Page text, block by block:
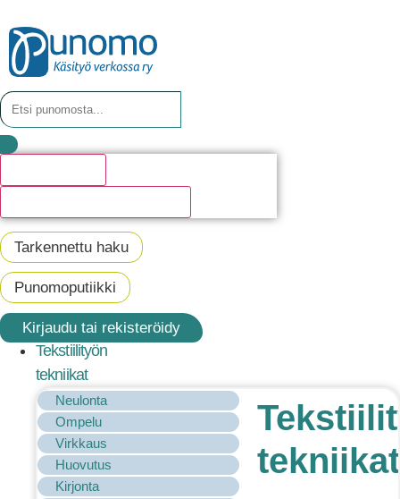
Tarkennettu haku
Punomoputiikki
Kirjaudu tai rekisteröidy
Tekstiilityön
tekniikat
Neulonta
Ompelu
Virkkaus
Huovutus
Kirjonta
tekniikat